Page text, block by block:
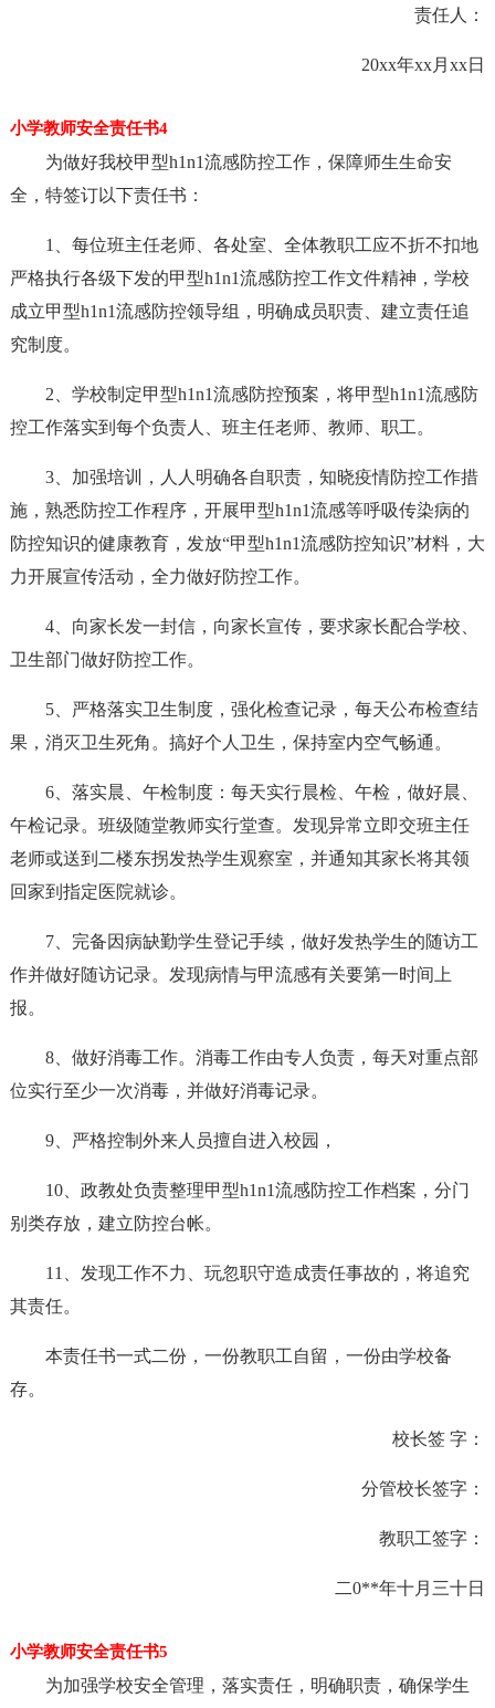
责任人：
20xx年xx月xx日
小学教师安全责任书4
为做好我校甲型h1n1流感防控工作，保障师生生命安
全，特签订以下责任书：
1、每位班主任老师、各处室、全体教职工应不折不扣地
严格执行各级下发的甲型h1n1流感防控工作文件精神，学校
成立甲型h1n1流感防控领导组，明确成员职责、建立责任追
究制度。
2、学校制定甲型h1n1流感防控预案，将甲型h1n1流感防
控工作落实到每个负责人、班主任老师、教师、职工。
3、加强培训，人人明确各自职责，知晓疫情防控工作措
施，熟悉防控工作程序，开展甲型h1n1流感等呼吸传染病的
防控知识的健康教育，发放“甲型h1n1流感防控知识”材料，大
力开展宣传活动，全力做好防控工作。
4、向家长发一封信，向家长宣传，要求家长配合学校、
卫生部门做好防控工作。
5、严格落实卫生制度，强化检查记录，每天公布检查结
果，消灭卫生死角。搞好个人卫生，保持室内空气畅通。
6、落实晨、午检制度：每天实行晨检、午检，做好晨、
午检记录。班级随堂教师实行堂查。发现异常立即交班主任
老师或送到二楼东拐发热学生观察室，并通知其家长将其领
回家到指定医院就诊。
7、完备因病缺勤学生登记手续，做好发热学生的随访工
作并做好随访记录。发现病情与甲流感有关要第一时间上
报。
8、做好消毒工作。消毒工作由专人负责，每天对重点部
位实行至少一次消毒，并做好消毒记录。
9、严格控制外来人员擅自进入校园，
10、政教处负责整理甲型h1n1流感防控工作档案，分门
别类存放，建立防控台帐。
11、发现工作不力、玩忽职守造成责任事故的，将追究
其责任。
本责任书一式二份，一份教职工自留，一份由学校备
存。
校长签 字：
分管校长签字：
教职工签字：
二0**年十月三十日
小学教师安全责任书5
为加强学校安全管理，落实责任，明确职责，确保学生